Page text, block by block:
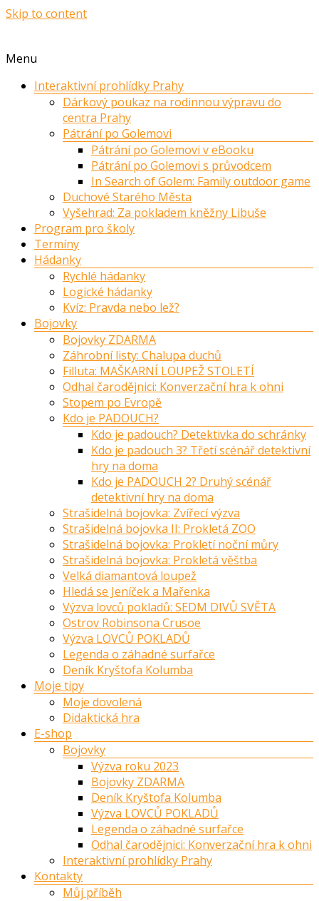
Skip to content
Menu
Interaktivní prohlídky Prahy
Dárkový poukaz na rodinnou výpravu do
centra Prahy
Pátrání po Golemovi
Pátrání po Golemovi v eBooku
Pátrání po Golemovi s průvodcem
In Search of Golem: Family outdoor game
Duchové Starého Města
Vyšehrad: Za pokladem kněžny Libuše
Program pro školy
Termíny
Hádanky
Rychlé hádanky
Logické hádanky
Kvíz: Pravda nebo lež?
Bojovky
Bojovky ZDARMA
Záhrobní listy: Chalupa duchů
Filluta: MAŠKARNÍ LOUPEŽ STOLETÍ
Odhal čarodějnici: Konverzační hra k ohni
Stopem po Evropě
Kdo je PADOUCH?
Kdo je padouch? Detektivka do schránky
Kdo je padouch 3? Třetí scénář detektivní
hry na doma
Kdo je PADOUCH 2? Druhý scénář
detektivní hry na doma
Strašidelná bojovka: Zvířecí výzva
Strašidelná bojovka II: Prokletá ZOO
Strašidelná bojovka: Prokletí noční můry
Strašidelná bojovka: Prokletá věštba
Velká diamantová loupež
Hledá se Jeníček a Mařenka
Výzva lovců pokladů: SEDM DIVŮ SVĚTA
Ostrov Robinsona Crusoe
Výzva LOVCŮ POKLADŮ
Legenda o záhadné surfařce
Deník Kryštofa Kolumba
Moje tipy
Moje dovolená
Didaktická hra
E-shop
Bojovky
Výzva roku 2023
Bojovky ZDARMA
Deník Kryštofa Kolumba
Výzva LOVCŮ POKLADŮ
Legenda o záhadné surfařce
Odhal čarodějnici: Konverzační hra k ohni
Interaktivní prohlídky Prahy
Kontakty
Můj příběh